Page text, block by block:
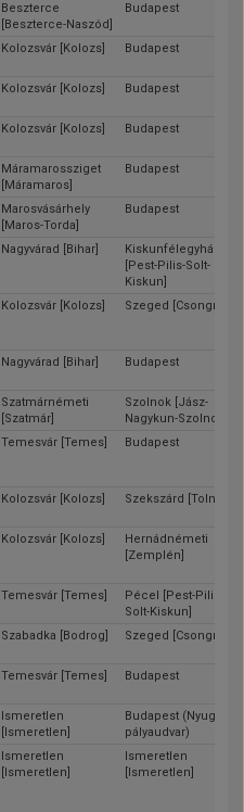
Beszterce
[Beszterce-Naszód]
Budapest
Kolozsvár [Kolozs] Budapest
Kolozsvár [Kolozs] Budapest
Kolozsvár [Kolozs] Budapest
Máramarossziget
[Máramaros]
Budapest
Marosvásárhely
[Maros-Torda]
Budapest
Nagyvárad [Bihar]
Kiskunfélegyháza
[Pest-Pilis-Solt-
Kiskun]
Kolozsvár [Kolozs] Szeged [Csongrád]
Nagyvárad [Bihar] Budapest
Szatmárnémeti
[Szatmár]
Szolnok [Jász-
Nagykun-Szolnok]
Temesvár [Temes] Budapest
Kolozsvár [Kolozs] Szekszárd [Tolna]
Kolozsvár [Kolozs]
Hernádnémeti
[Zemplén]
Temesvár [Temes]
Pécel [Pest-Pilis-
Solt-Kiskun]
Szabadka [Bodrog] Szeged [Csongrád]
Temesvár [Temes] Budapest
Ismeretlen
[Ismeretlen]
Budapest (Nyugati
pályaudvar)
Ismeretlen
[Ismeretlen]
Ismeretlen
[Ismeretlen]